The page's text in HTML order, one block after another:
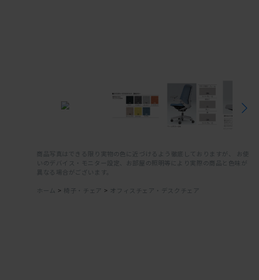
商品写真はできる限り実物の色に近づけるよう徹底しておりますが、 お使
いのデバイス・モニター設定、お部屋の照明等により実際の商品と色味が
異なる場合がございます。
ホーム > 椅子・チェア > オフィスチェア・デスクチェア